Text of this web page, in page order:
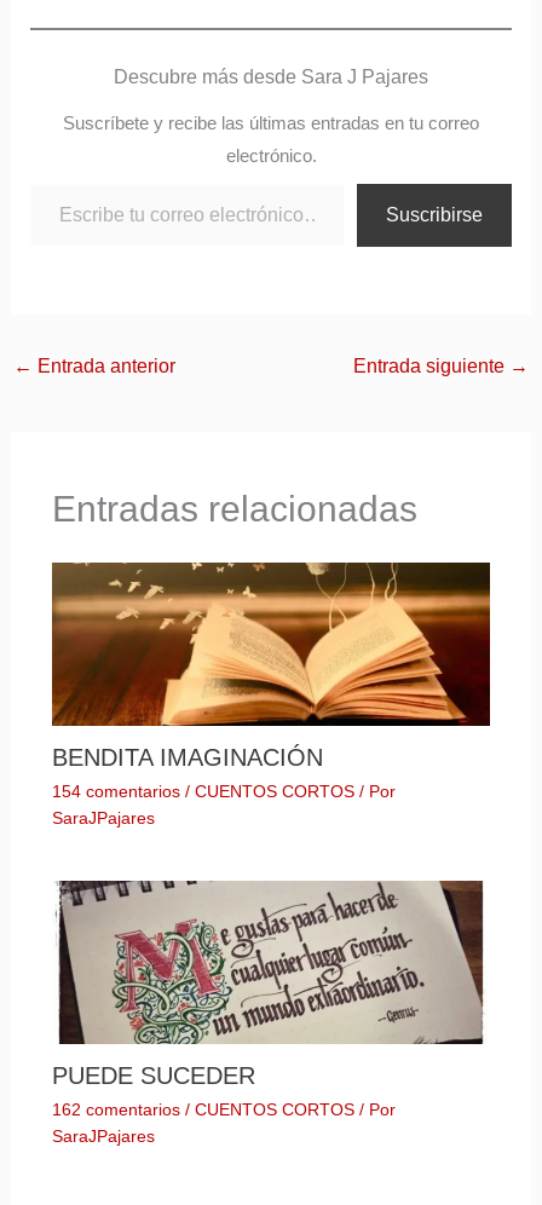
Descubre más desde Sara J Pajares
Suscríbete y recibe las últimas entradas en tu correo
electrónico.
Suscribirse
← Entrada anterior Entrada siguiente →
Entradas relacionadas
BENDITA IMAGINACIÓN
154 comentarios / CUENTOS CORTOS/ Por
SaraJPajares
PUEDE SUCEDER
162 comentarios / CUENTOS CORTOS/ Por
SaraJPajares